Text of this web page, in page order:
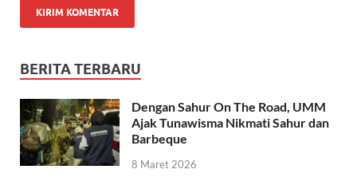
BERITA TERBARU
Dengan Sahur On The Road, UMM
Ajak Tunawisma Nikmati Sahur dan
Barbeque
8 Maret 2026